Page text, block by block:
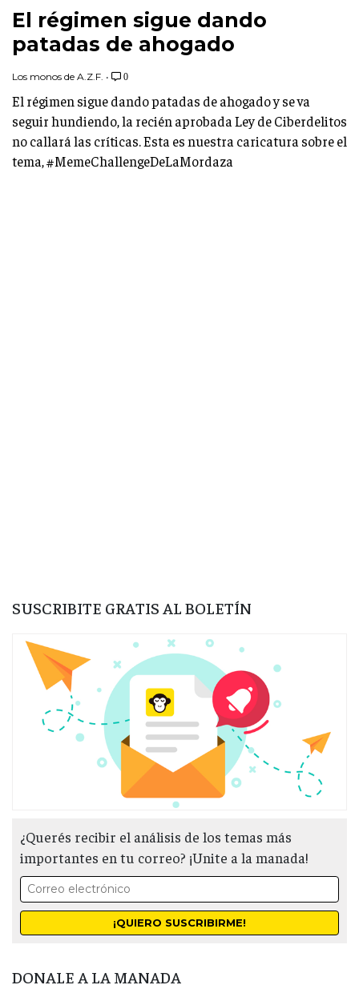
El régimen sigue dando
patadas de ahogado
Los monos de A.Z.F. • 0
El régimen sigue dando patadas de ahogado y se va
seguir hundiendo, la recién aprobada Ley de Ciberdelitos
no callará las críticas. Esta es nuestra caricatura sobre el
tema, #MemeChallengeDeLaMordaza
SUSCRIBITE GRATIS AL BOLETÍN
¿Querés recibir el análisis de los temas más
importantes en tu correo? ¡Unite a la manada!
DONALE A LA MANADA